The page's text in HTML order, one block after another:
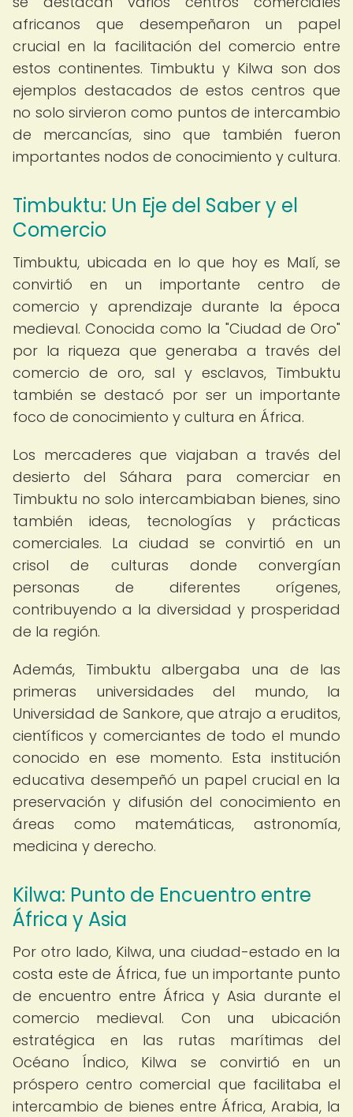
africanos que desempeñaron un papel
crucial en la facilitación del comercio entre
estos continentes. Timbuktu y Kilwa son dos
ejemplos destacados de estos centros que
no solo sirvieron como puntos de intercambio
de mercancías, sino que también fueron
importantes nodos de conocimiento y cultura.
Timbuktu: Un Eje del Saber y el
Comercio
Timbuktu, ubicada en lo que hoy es Malí, se
convirtió en un importante centro de
comercio y aprendizaje durante la época
medieval. Conocida como la "Ciudad de Oro"
por la riqueza que generaba a través del
comercio de oro, sal y esclavos, Timbuktu
también se destacó por ser un importante
foco de conocimiento y cultura en África.
Los mercaderes que viajaban a través del
desierto del Sáhara para comerciar en
Timbuktu no solo intercambiaban bienes, sino
también ideas, tecnologías y prácticas
comerciales. La ciudad se convirtió en un
crisol de culturas donde convergían
personas de diferentes orígenes,
contribuyendo a la diversidad y prosperidad
de la región.
Además, Timbuktu albergaba una de las
primeras universidades del mundo, la
Universidad de Sankore, que atrajo a eruditos,
científicos y comerciantes de todo el mundo
conocido en ese momento. Esta institución
educativa desempeñó un papel crucial en la
preservación y difusión del conocimiento en
áreas como matemáticas, astronomía,
medicina y derecho.
Kilwa: Punto de Encuentro entre
África y Asia
Por otro lado, Kilwa, una ciudad-estado en la
costa este de África, fue un importante punto
de encuentro entre África y Asia durante el
comercio medieval. Con una ubicación
estratégica en las rutas marítimas del
Océano Índico, Kilwa se convirtió en un
próspero centro comercial que facilitaba el
intercambio de bienes entre África, Arabia, la